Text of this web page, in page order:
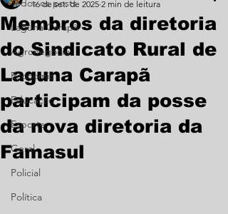
Todos os posts
Laguna Carapã
Agronegócio
Economia
Educação
Esporte
Geral
Policial
Política
Membros da diretoria
do Sindicato Rural de
Laguna Carapã
participam da posse
da nova diretoria da
Famasul
16 de set. de 2025 2 min de leitura